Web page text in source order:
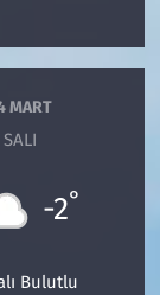
MART
SALI
-2°
Bulutlu